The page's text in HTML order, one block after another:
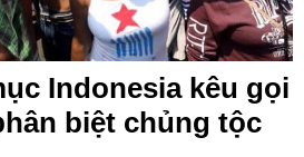
Indonesia kêu gọi
biệt chủng tộc